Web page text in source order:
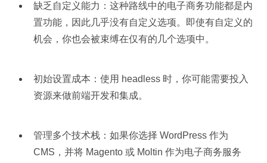
缺乏自定义能力：这种路线中的电子商务功能都是内
置功能，因此几乎没有自定义选项。即使有自定义的
机会，你也会被束缚在仅有的几个选项中。
初始设置成本：使用 headless 时，你可能需要投入
资源来做前端开发和集成。
管理多个技术栈：如果你选择 WordPress 作为
CMS，并将 Magento 或 Moltin 作为电子商务服务